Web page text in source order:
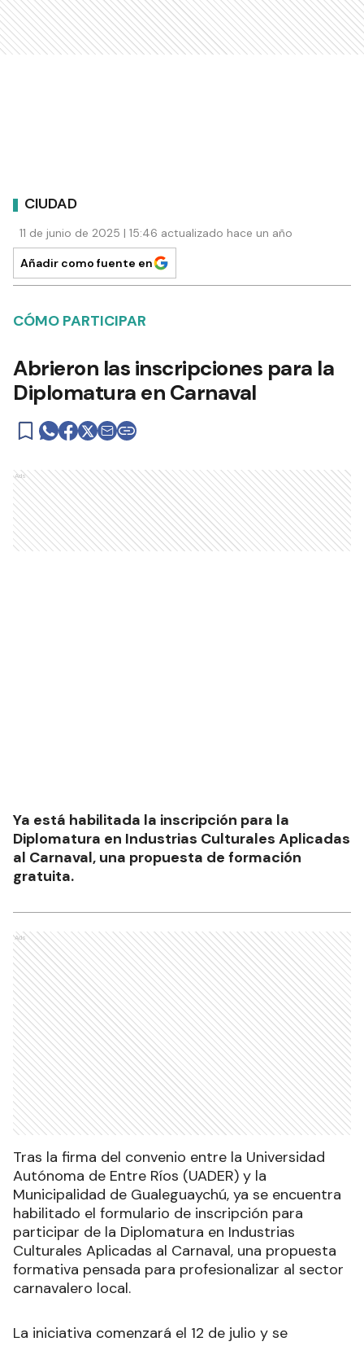
CIUDAD
11 de junio de 2025 | 15:46 actualizado hace un año
Añadir como fuente en
CÓMO PARTICIPAR
Abrieron las inscripciones para la
Diplomatura en Carnaval
Ads
Ya está habilitada la inscripción para la
Diplomatura en Industrias Culturales Aplicadas
al Carnaval, una propuesta de formación
gratuita.
Ads
Tras la firma del convenio entre la Universidad
Autónoma de Entre Ríos (UADER) y la
Municipalidad de Gualeguaychú, ya se encuentra
habilitado el formulario de inscripción para
participar de la Diplomatura en Industrias
Culturales Aplicadas al Carnaval, una propuesta
formativa pensada para profesionalizar al sector
carnavalero local.
La iniciativa comenzará el 12 de julio y se